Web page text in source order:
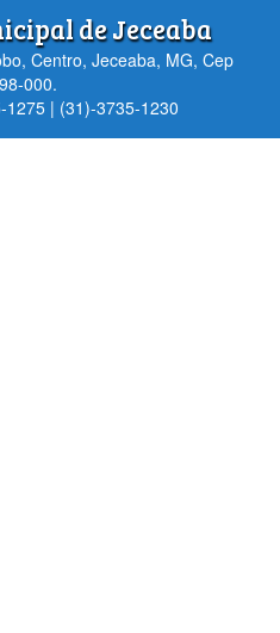
de Jeceaba
Centro, Jeceaba, MG, Cep
000.
| (31)-3735-1230